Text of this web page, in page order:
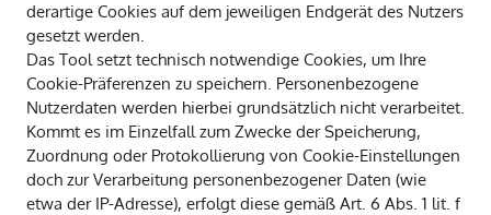
derartige Cookies auf dem jeweiligen Endgerät des Nutzers
gesetzt werden.
Das Tool setzt technisch notwendige Cookies, um Ihre
Cookie-Präferenzen zu speichern. Personenbezogene
Nutzerdaten werden hierbei grundsätzlich nicht verarbeitet.
Kommt es im Einzelfall zum Zwecke der Speicherung,
Zuordnung oder Protokollierung von Cookie-Einstellungen
doch zur Verarbeitung personenbezogener Daten (wie
etwa der IP-Adresse), erfolgt diese gemäß Art. 6 Abs. 1 lit. f